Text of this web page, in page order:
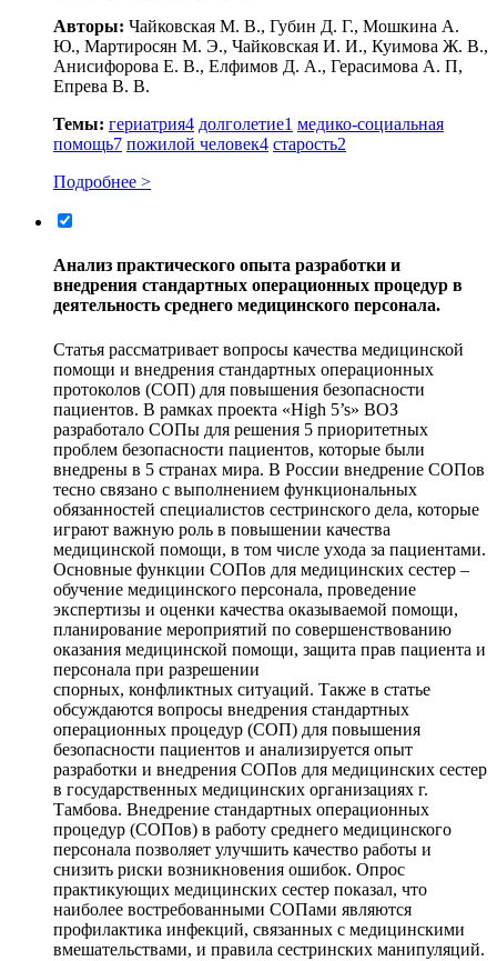
Авторы: Чайковская М. В., Губин Д. Г., Мошкина А.
Ю., Мартиросян М. Э., Чайковская И. И., Куимова Ж. В.,
Анисифорова Е. В., Елфимов Д. А., Герасимова А. П,
Епрева В. В.
Темы: гериатрия4 долголетие1 медико-социальная
помощь7 пожилой человек4 старость2
Подробнее >
Анализ практического опыта разработки и
внедрения стандартных операционных процедур в
деятельность среднего медицинского персонала.
Статья рассматривает вопросы качества медицинской
помощи и внедрения стандартных операционных
протоколов (СОП) для повышения безопасности
пациентов. В рамках проекта «High 5’s» ВОЗ
разработало СОПы для решения 5 приоритетных
проблем безопасности пациентов, которые были
внедрены в 5 странах мира. В России внедрение СОПов
тесно связано с выполнением функциональных
обязанностей специалистов сестринского дела, которые
играют важную роль в повышении качества
медицинской помощи, в том числе ухода за пациентами.
Основные функции СОПов для медицинских сестер –
обучение медицинского персонала, проведение
экспертизы и оценки качества оказываемой помощи,
планирование мероприятий по совершенствованию
оказания медицинской помощи, защита прав пациента и
персонала при разрешении
спорных, конфликтных ситуаций. Также в статье
обсуждаются вопросы внедрения стандартных
операционных процедур (СОП) для повышения
безопасности пациентов и анализируется опыт
разработки и внедрения СОПов для медицинских сестер
в государственных медицинских организациях г.
Тамбова. Внедрение стандартных операционных
процедур (СОПов) в работу среднего медицинского
персонала позволяет улучшить качество работы и
снизить риски возникновения ошибок. Опрос
практикующих медицинских сестер показал, что
наиболее востребованными СОПами являются
профилактика инфекций, связанных с медицинскими
вмешательствами, и правила сестринских манипуляций.